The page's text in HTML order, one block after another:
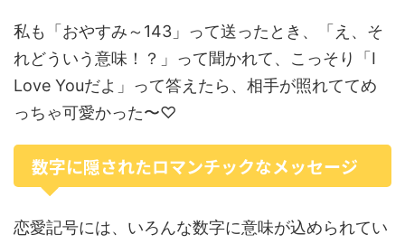
私も「おやすみ～143」って送ったとき、「え、そ
れどういう意味！？」って聞かれて、こっそり「I
Love Youだよ」って答えたら、相手が照れててめ
っちゃ可愛かった〜♡
数字に隠されたロマンチックなメッセージ
恋愛記号には、いろんな数字に意味が込められてい